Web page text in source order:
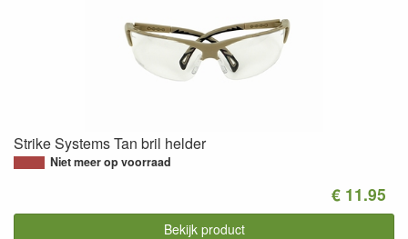
Strike Systems Tan bril helder
Niet meer op voorraad
€ 11.95
Bekijk product